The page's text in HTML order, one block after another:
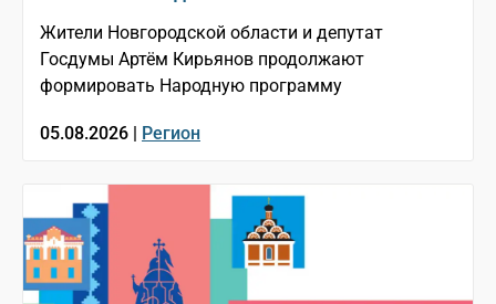
Жители Новгородской области и депутат
Госдумы Артём Кирьянов продолжают
формировать Народную программу
05.08.2026 | Регион